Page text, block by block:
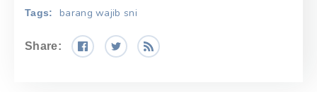
Tags: barang wajib sni
Share: